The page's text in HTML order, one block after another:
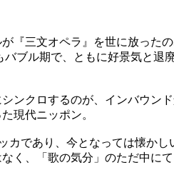
『三文オペラ』を世に放ったの
ブル期で、ともに好景気と退
ンクロするのが、インバウン
現代ニッポン。
カであり、今となっては懐かし
く、「歌の気分」のただ中に